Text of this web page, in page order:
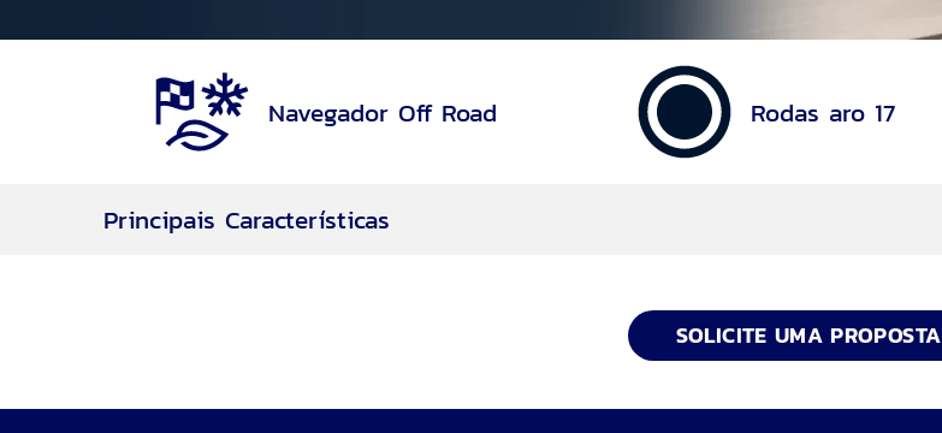
Navegador Off Road Rodas aro 17
Principais Características
Transmissão Automática de 8 velocidades com E-Shifter
SOLICITE UMA PROPOSTA